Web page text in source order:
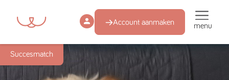
Account aanmaken menu
Succesmatch